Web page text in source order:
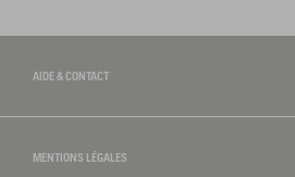
AIDE & CONTACT
MENTIONS LÉGALES